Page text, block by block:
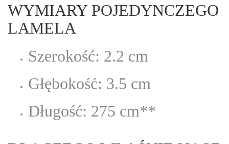
WYMIARY POJEDYNCZEGO
LAMELA
Szerokość: 2.2 cm
Głębokość: 3.5 cm
Długość: 275 cm**